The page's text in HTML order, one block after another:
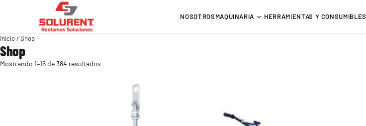
NOSOTROSMAQUINARIA HERRAMIENTAS Y CONSUMIBLES
Inicio/ Shop
Shop
Mostrando 1–16 de 384 resultados